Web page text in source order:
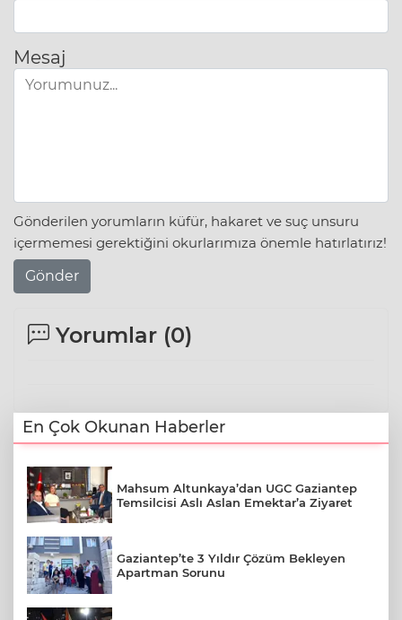
Mesaj
Gönderilen yorumların küfür, hakaret ve suç unsuru
içermemesi gerektiğini okurlarımıza önemle hatırlatırız!
Gönder
Yorumlar (0)
En Çok Okunan Haberler
Mahsum Altunkaya’dan UGC Gaziantep
Temsilcisi Aslı Aslan Emektar’a Ziyaret
Gaziantep’te 3 Yıldır Çözüm Bekleyen
Apartman Sorunu